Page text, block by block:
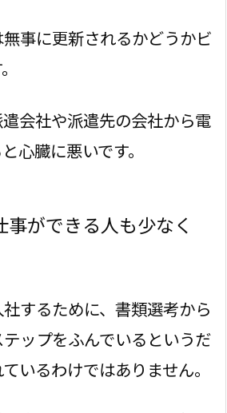
事に更新されるかどうかビ
会社や派遣先の会社から電
心臓に悪いです。
事ができる人も少なく
するために、書類選考から
ップをふんでいるというだ
いるわけではありません。